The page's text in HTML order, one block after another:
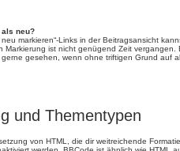
als neu?
neu markieren“-Links in der Beitragsansicht
Markierung ist nicht genügend Zeit
gesehen, wenn ohne triftigen Grund auf
und Thementypen
von HTML, die dir weitreichende